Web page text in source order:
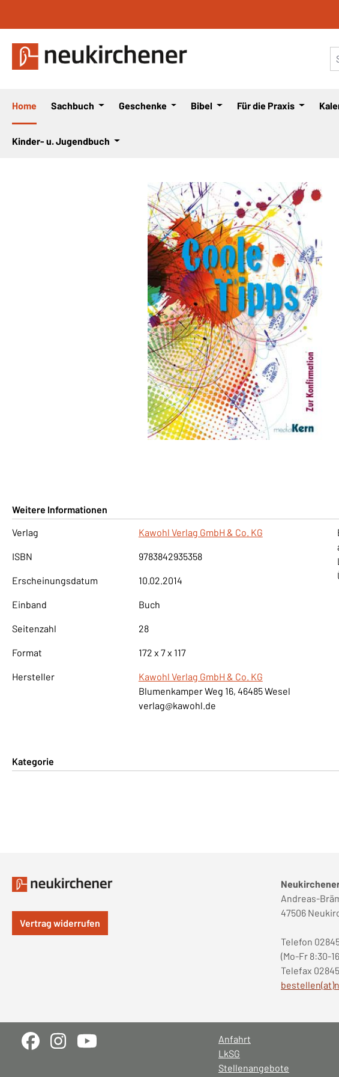
Home Sachbuch Geschenke Bibel Für die Praxis
Kinder- u. Jugendbuch
Weitere Informationen
Verlag
Kawohl Verlag GmbH & Co. KG
ISBN 9783842935358
Erscheinungsdatum 10.02.2014
Einband Buch
Seitenzahl 28
Format 172 x 7 x 117
Hersteller
Kawohl Verlag GmbH & Co. KG
Blumenkamper Weg 16, 46485 Wesel
verlag@kawohl.de
Kategorie
Vertrag widerrufen
Andreas-
47506
Telefon
(Mo-Fr 8:30-
Telefax
Anfahrt
LkSG
Stellenangebote